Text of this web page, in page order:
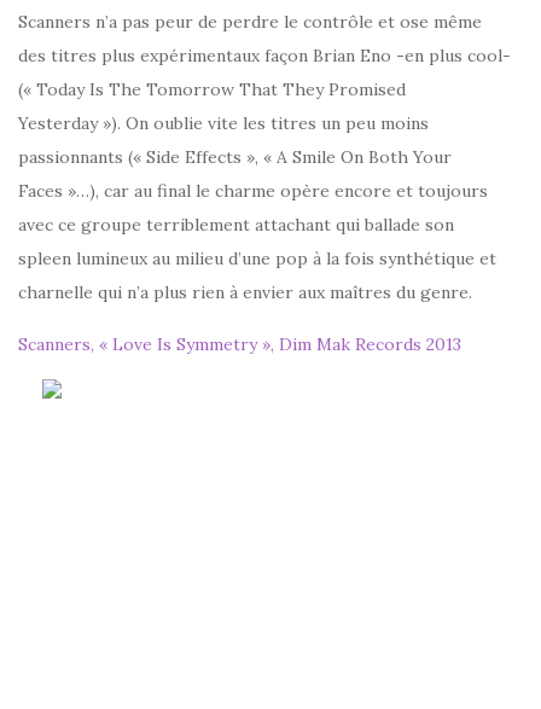
Scanners n’a pas peur de perdre le contrôle et ose même
des titres plus expérimentaux façon Brian Eno -en plus cool-
(« Today Is The Tomorrow That They Promised
Yesterday »). On oublie vite les titres un peu moins
passionnants (« Side Effects », « A Smile On Both Your
Faces »…), car au final le charme opère encore et toujours
avec ce groupe terriblement attachant qui ballade son
spleen lumineux au milieu d’une pop à la fois synthétique et
charnelle qui n’a plus rien à envier aux maîtres du genre.
Scanners, « Love Is Symmetry », Dim Mak Records 2013